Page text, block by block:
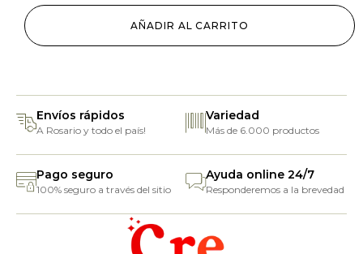
AÑADIR AL CARRITO
Envíos rápidos
A Rosario y todo el país!
Variedad
Más de 6.000 productos
Pago seguro
100% seguro a través del sitio
Ayuda online 24/7
Responderemos a la brevedad